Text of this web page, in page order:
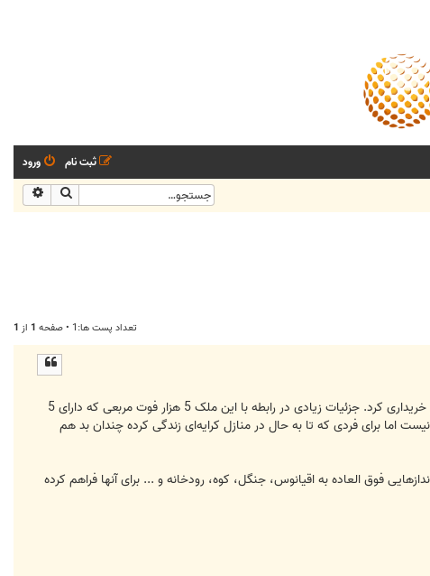
ورود
ثبت نام
جستجو
تعداد پست ها:1 • صفحه 1 از 1
در ماه می‌سال جاری میلادی مارک زوکربرگ مدیر عامل فیس بوک ملکی را در پائولو آلتو کالیفرنیا به قیمت 7 میلیون دلار خریداری کرد. جزئیات زیادی در رابطه با این ملک 5 هزار فوت مربعی که دارای 5
اما برای فردی که تا به حال در منازل کرایه‌ای زندگی کرده چندان بد هم
فوق العاده به اقیانوس، جنگل، کوه، رودخانه و ... برای آنها فراهم کرده